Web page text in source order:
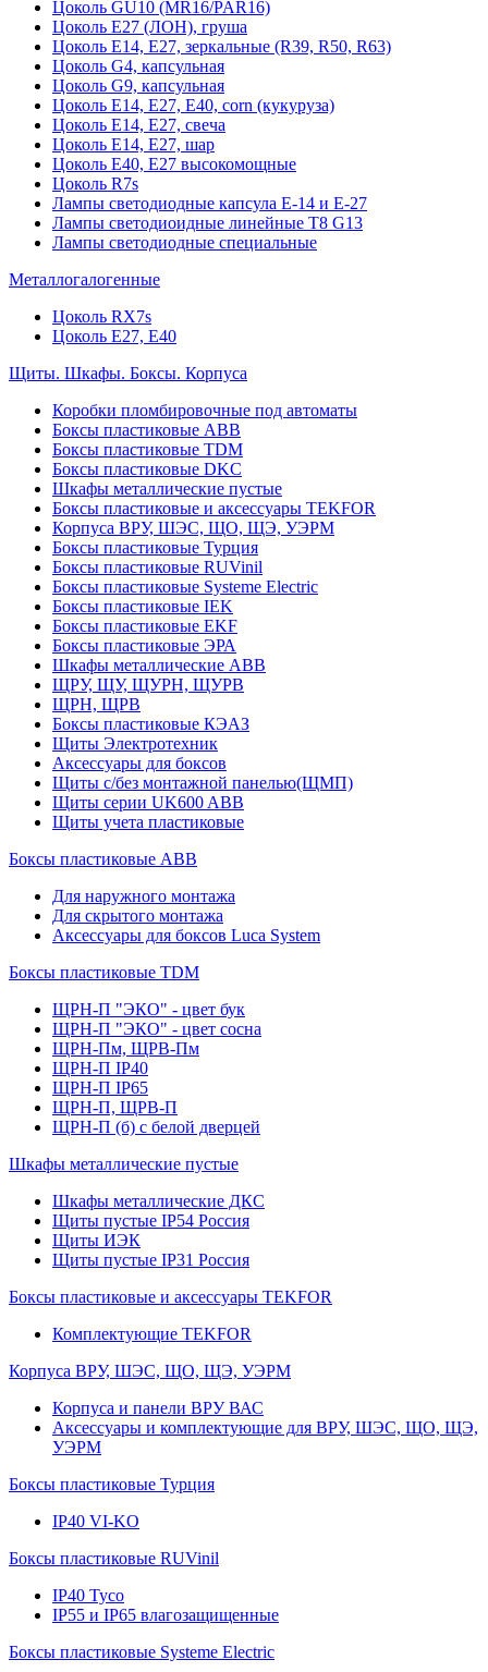
Цоколь GU10 (MR16/PAR16)
Цоколь Е27 (ЛОН), груша
Цоколь Е14, Е27, зеркальные (R39, R50, R63)
Цоколь G4, капсульная
Цоколь G9, капсульная
Цоколь Е14, Е27, Е40, corn (кукуруза)
Цоколь Е14, Е27, свеча
Цоколь Е14, Е27, шар
Цоколь Е40, Е27 высокомощные
Цоколь R7s
Лампы светодиодные капсула Е-14 и Е-27
Лампы светодиоидные линейные T8 G13
Лампы светодиодные специальные
Металлогалогенные
Цоколь RX7s
Цоколь Е27, E40
Щиты. Шкафы. Боксы. Корпуса
Коробки пломбировочные под автоматы
Боксы пластиковые ABB
Боксы пластиковые TDM
Боксы пластиковые DKC
Шкафы металлические пустые
Боксы пластиковые и аксессуары TEKFOR
Корпуса ВРУ, ШЭС, ЩО, ЩЭ, УЭРМ
Боксы пластиковые Турция
Боксы пластиковые RUVinil
Боксы пластиковые Systeme Electric
Боксы пластиковые IEK
Боксы пластиковые EKF
Боксы пластиковые ЭРА
Шкафы металлические ABB
ЩРУ, ЩУ, ЩУРН, ЩУРВ
ЩРН, ЩРВ
Боксы пластиковые КЭАЗ
Щиты Электротехник
Аксессуары для боксов
Щиты с/без монтажной панелью(ЩМП)
Щиты серии UK600 ABB
Щиты учета пластиковые
Боксы пластиковые ABB
Для наружного монтажа
Для скрытого монтажа
Аксессуары для боксов Luca System
Боксы пластиковые TDM
ЩРН-П "ЭКО" - цвет бук
ЩРН-П "ЭКО" - цвет сосна
ЩРН-Пм, ЩРВ-Пм
ЩРН-П IP40
ЩРН-П IP65
ЩРН-П, ЩРВ-П
ЩРН-П (б) с белой дверцей
Шкафы металлические пустые
Шкафы металлические ДКС
Щиты пустые IP54 Россия
Щиты ИЭК
Щиты пустые IP31 Россия
Боксы пластиковые и аксессуары TEKFOR
Комплектующие TEKFOR
Корпуса ВРУ, ШЭС, ЩО, ЩЭ, УЭРМ
Корпуса и панели ВРУ ВАС
Аксессуары и комплектующие для ВРУ, ШЭС, ЩО, ЩЭ,
УЭРМ
Боксы пластиковые Турция
IP40 VI-KO
Боксы пластиковые RUVinil
IP40 Тусо
IP55 и IP65 влагозащищенные
Боксы пластиковые Systeme Electric